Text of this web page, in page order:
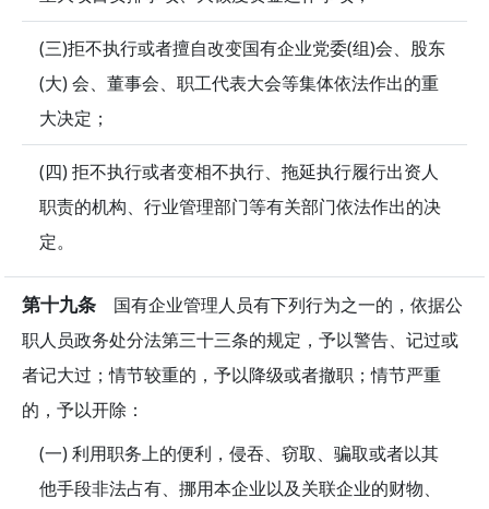
(三)拒不执行或者擅自改变国有企业党委(组)会、股东
(大) 会、董事会、职工代表大会等集体依法作出的重
大决定；
(四) 拒不执行或者变相不执行、拖延执行履行出资人
职责的机构、行业管理部门等有关部门依法作出的决
定。
第十九条 国有企业管理人员有下列行为之一的，依据公
职人员政务处分法第三十三条的规定，予以警告、记过或
者记大过；情节较重的，予以降级或者撤职；情节严重
的，予以开除：
(一) 利用职务上的便利，侵吞、窃取、骗取或者以其
他手段非法占有、挪用本企业以及关联企业的财物、